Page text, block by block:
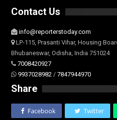
Contact Us
info@reporterstoday.com
LP-115, Prasanti Vihar, Housing
Bhubaneswar, Odisha, India 751024
7008420927
9937028982 / 7847944970
Share
Facebook Twitter